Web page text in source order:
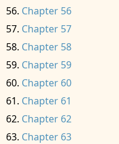
Chapter 56
Chapter 57
Chapter 58
Chapter 59
Chapter 60
Chapter 61
Chapter 62
Chapter 63